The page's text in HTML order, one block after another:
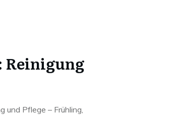
Reinigung
und Pflege – Frühling,